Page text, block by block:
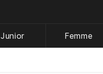
Junior Femme